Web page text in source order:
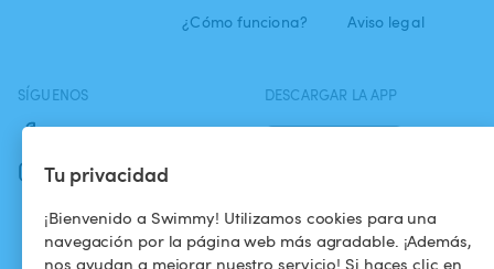
Tu privacidad
¡Bienvenido a Swimmy! Utilizamos cookies para una
navegación por la página web más agradable. ¡Además,
nos ayudan a mejorar nuestro servicio! Si haces clic en
¿Cómo funciona?
Aviso legal
SÍGUENOS
Facebook
Instagram
DESCARGAR LA APP